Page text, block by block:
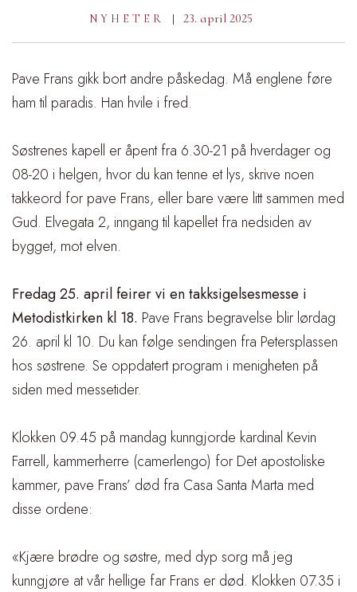
NYHETER 23. april 2025
Pave Frans gikk bort andre påskedag. Må englene føre
ham til paradis. Han hvile i fred.
Søstrenes kapell er åpent fra 6.30-21 på hverdager og
08-20 i helgen, hvor du kan tenne et lys, skrive noen
takkeord for pave Frans, eller bare være litt sammen med
Gud. Elvegata 2, inngang til kapellet fra nedsiden av
bygget, mot elven.
Fredag 25. april feirer vi en takksigelsesmesse i
Metodistkirken kl 18. Pave Frans begravelse blir lørdag
26. april kl 10. Du kan følge sendingen fra Petersplassen
hos søstrene. Se oppdatert program i menigheten på
siden med messetider.
Klokken 09.45 på mandag kunngjorde kardinal Kevin
Farrell, kammerherre (camerlengo) for Det apostoliske
kammer, pave Frans’ død fra Casa Santa Marta med
disse ordene:
«Kjære brødre og søstre, med dyp sorg må jeg
kunngjøre at vår hellige far Frans er død. Klokken 07.35 i